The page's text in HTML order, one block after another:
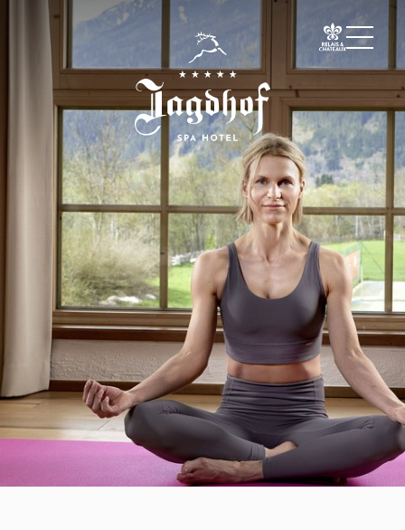
01 Lo Jagdhof
02 Camere e suite
03 Cuisine
04 Spa e fitness
Spa
Fitness
Trattamenti
Private Spa Suite
Jagdhof Specials by Dr. A. Papp
Day spa
Yoga
05 Offerte
06 Attività
07 Eventi